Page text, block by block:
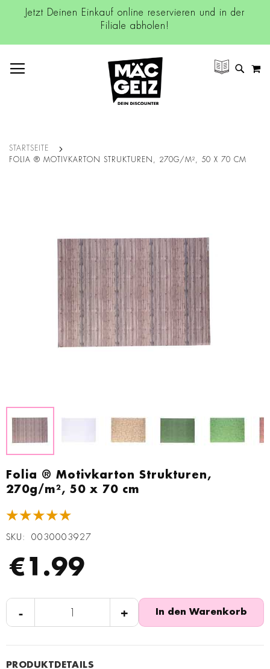
Jetzt Deinen Einkauf online reservieren und in der
Filiale abholen!
SUCHE
STARTSEITE
FOLIA ® MOTIVKARTON STRUKTUREN, 270G/M², 50 X 70 CM
Folia ® Motivkarton Strukturen,
270g/m², 50 x 70 cm
★★★★★
SKU 0030003927
€1.99
- + In den Warenkorb
Anfang
der
Bildgalerie
springen